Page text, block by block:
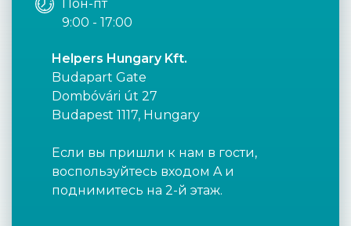
Пон-пт
9:00 - 17:00
Helpers Hungary Kft.
Budapart Gate
Dombóvári út 27
Budapest 1117, Hungary
Если вы пришли к нам в гости,
воспользуйтесь входом A и
поднимитесь на 2-й этаж.